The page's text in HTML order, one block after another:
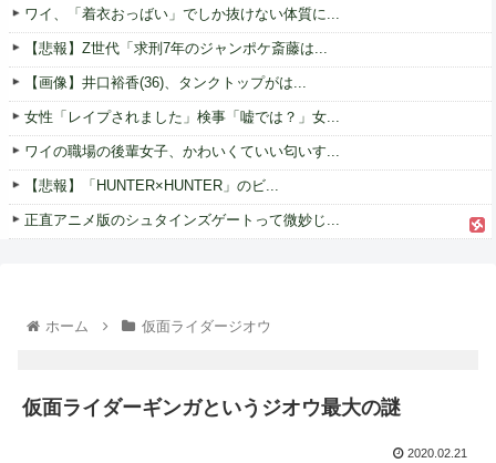
ワイ、「着衣おっばい」でしか抜けない体質に...
【悲報】Z世代「求刑7年のジャンポケ斎藤は...
【画像】井口裕香(36)、タンクトップがは...
女性「レイプされました」検事「嘘では？」女...
ワイの職場の後輩女子、かわいくていい匂いす...
【悲報】「HUNTER×HUNTER」のビ...
正直アニメ版のシュタインズゲートって微妙じ...
ホーム 仮面ライダージオウ
仮面ライダーギンガというジオウ最大の謎
2020.02.21